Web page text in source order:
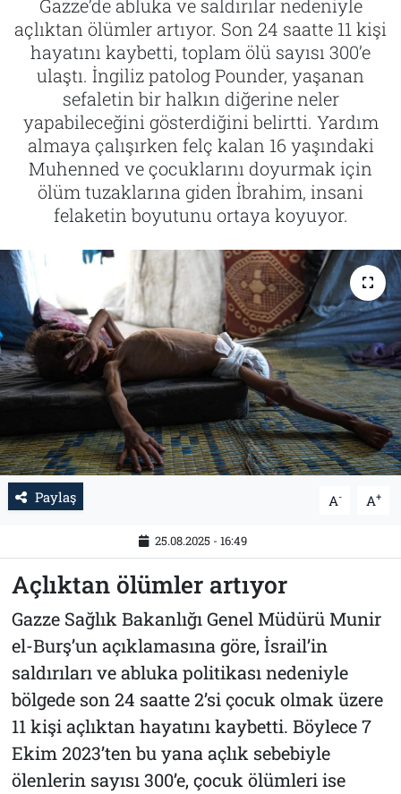
Gazze’de abluka ve saldırılar nedeniyle
açlıktan ölümler artıyor. Son 24 saatte 11 kişi
hayatını kaybetti, toplam ölü sayısı 300’e
ulaştı. İngiliz patolog Pounder, yaşanan
sefaletin bir halkın diğerine neler
yapabileceğini gösterdiğini belirtti. Yardım
almaya çalışırken felç kalan 16 yaşındaki
Muhenned ve çocuklarını doyurmak için
ölüm tuzaklarına giden İbrahim, insani
felaketin boyutunu ortaya koyuyor.
Paylaş A- A+
25.08.2025 - 16:49
Açlıktan ölümler artıyor
Gazze Sağlık Bakanlığı Genel Müdürü Munir
el-Burş’un açıklamasına göre, İsrail’in
saldırıları ve abluka politikası nedeniyle
bölgede son 24 saatte 2’si çocuk olmak üzere
11 kişi açlıktan hayatını kaybetti. Böylece 7
Ekim 2023’ten bu yana açlık sebebiyle
ölenlerin sayısı 300’e, çocuk ölümleri ise
Tarih
İletişim
Künye